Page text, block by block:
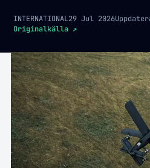
INTERNATIONAL29 Jul 2026
Originalkälla ↗